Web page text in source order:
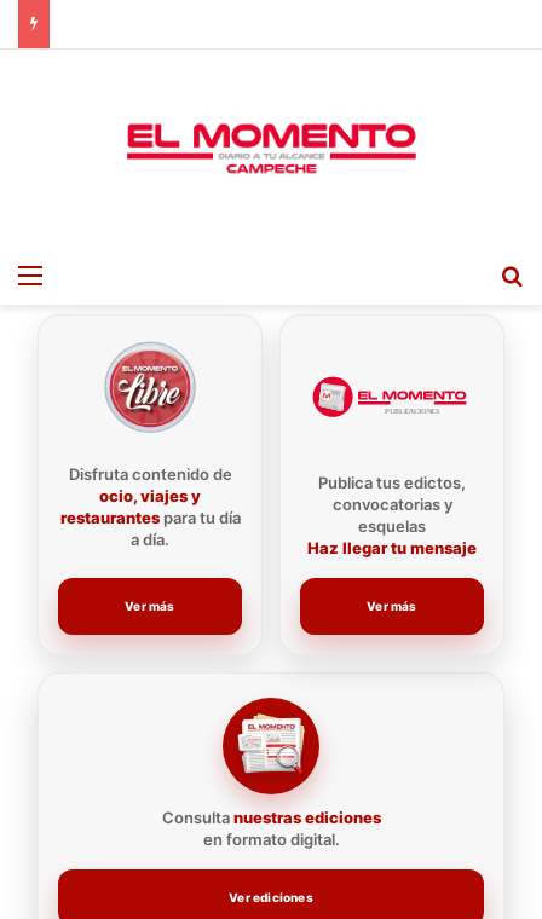
Menu
Disfruta contenido de
ocio, viajes y
restaurantespara tu día
a día.
Ver más
Consultanuestras ediciones
en formato digital.
Ver ediciones
Publica tus edictos,
convocatorias y
esquelas
Haz llegar tu mensaje
Ver más